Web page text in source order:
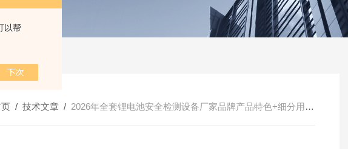
以帮
/ 技术文章/ 2026年全套锂电池安全检测设备厂家品牌产品特色+细分用途类型